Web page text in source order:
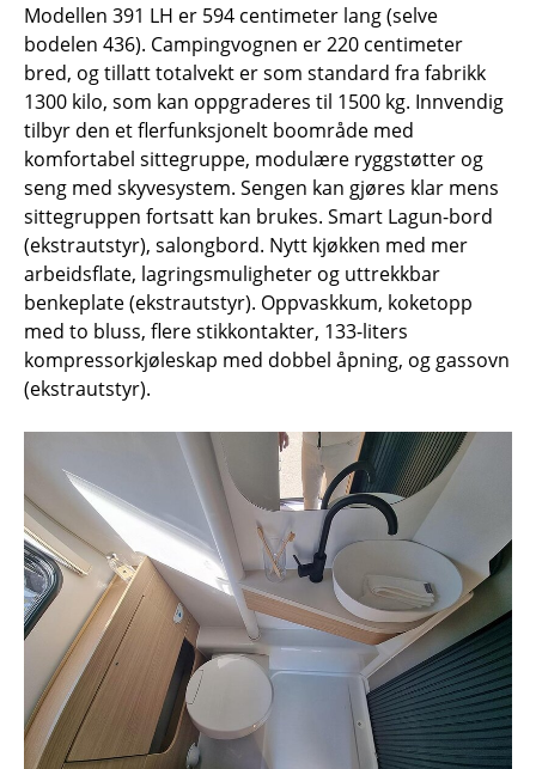
Modellen 391 LH er 594 centimeter lang (selve
bodelen 436). Campingvognen er 220 centimeter
bred, og tillatt totalvekt er som standard fra fabrikk
1300 kilo, som kan oppgraderes til 1500 kg. Innvendig
tilbyr den et flerfunksjonelt boområde med
komfortabel sittegruppe, modulære ryggstøtter og
seng med skyvesystem. Sengen kan gjøres klar mens
sittegruppen fortsatt kan brukes. Smart Lagun-bord
(ekstrautstyr), salongbord. Nytt kjøkken med mer
arbeidsflate, lagringsmuligheter og uttrekkbar
benkeplate (ekstrautstyr). Oppvaskkum, koketopp
med to bluss, flere stikkontakter, 133-liters
kompressorkjøleskap med dobbel åpning, og gassovn
(ekstrautstyr).